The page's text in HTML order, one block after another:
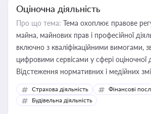
Оціночна діяльність
Про що тема: Тема охоплює правове
майна, майнових прав і професійної
включно з кваліфікаційними вимогами,
цифровими сервісами у сфері оціночної
Відстеження нормативних і медійних
корисне для власника бізнесу,
бухгалтера під час оподаткування,
державного майна, корпоративних угод і
Страхова діяльність
Фінансові
Будівельна діяльність